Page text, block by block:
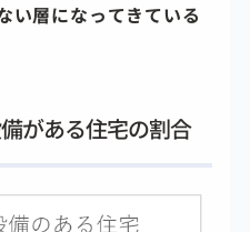
い層になってきている
がある住宅の割合